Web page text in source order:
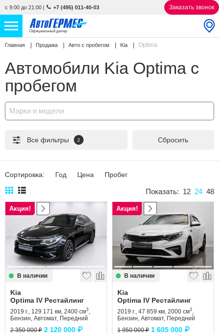
с 9:00 до 21:00 | +7 (495) 011-40-03 Заказать звонок
Официальный дилер
НОВЫЕ АВТОМОБИЛИ 4842 авто
С ПРОБЕГОМ 841 авто
СЕРВИС
УСЛУГИ
АКЦИИ
КОНТАКТЫ
Избранное
Сравнение
Личный кабинет
Главная Продажа Авто с пробегом Kia Optima
Автомобили Kia Optima с
пробегом
Марки и модели
Все фильтры 2 Сбросить
Сортировка: Год Цена Пробег
Показать: 12 24 48
Акция!
В наличии
Kia
Optima IV Рестайлинг
2019 г., 129 171 км, 2400 см3,
Бензин, Автомат, Передний
2 350 000 ₽ 2 120 000 ₽
Акция!
В наличии
Kia
Optima IV Рестайлинг
2019 г., 47 859 км, 2000 см3,
Бензин, Автомат, Передний
1 950 000 ₽ 1 605 000 ₽